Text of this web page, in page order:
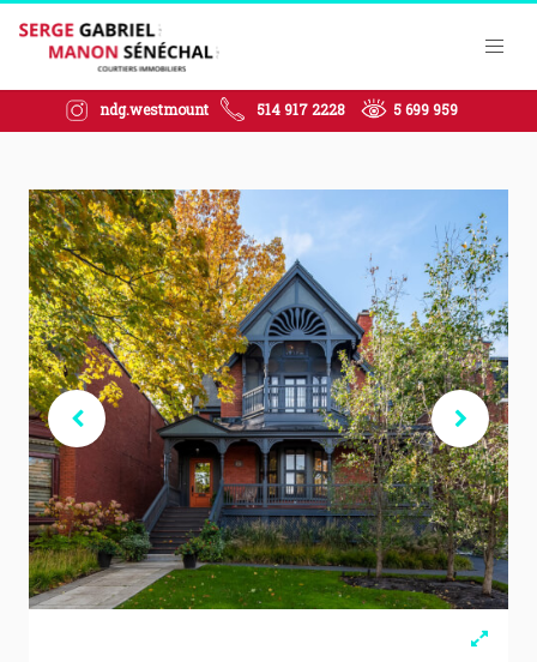
ndg.westmount 514 917 2228 5 699 959